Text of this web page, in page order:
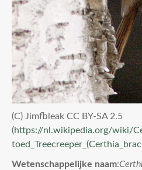
(C) Jimfbleak CC BY-SA 2.5
(https://nl.wikipedia.org/wiki/
Wetenschappelijke naam: